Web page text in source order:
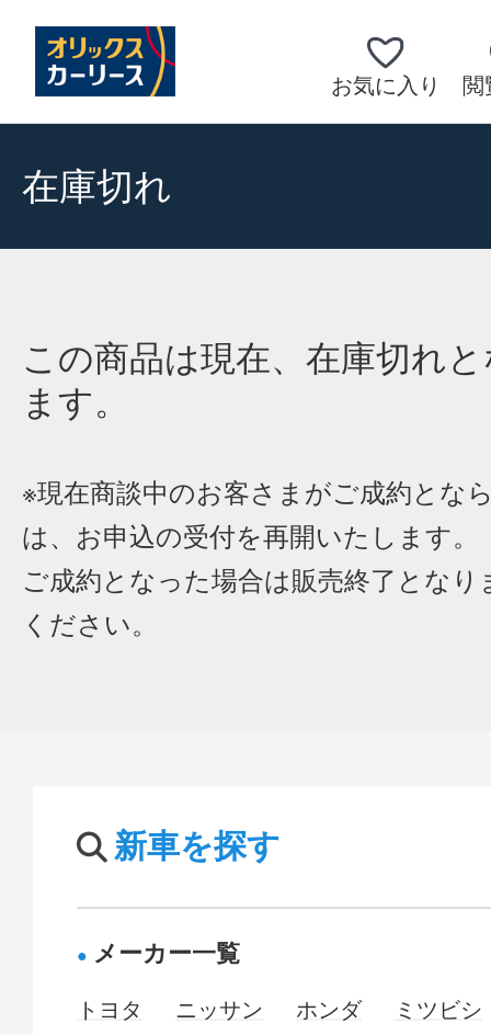
お気に入り 閲
在庫切れ
この商品は現在、在庫切れ
ます。
※現在商談中のお客さまがご成約とな
は、お申込の受付を再開いたします。
ご成約となった場合は販売終了となり
ください。
新車を探す
メーカー一覧
トヨタ ニッサン ホンダ
ミツビシ